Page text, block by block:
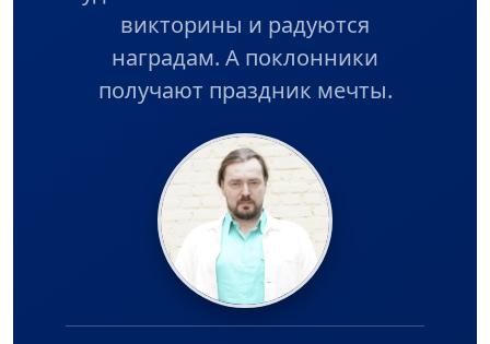
викторины и радуются
наградам. А поклонники
получают праздник мечты.